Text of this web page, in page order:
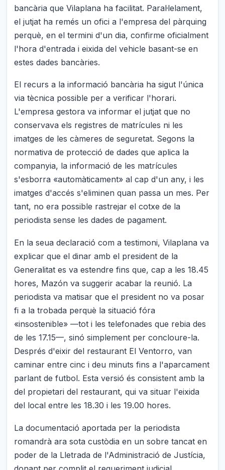
bancària que Vilaplana ha facilitat. Paral·lelament,
el jutjat ha remés un ofici a l'empresa del pàrquing
perquè, en el termini d'un dia, confirme oficialment
l'hora d'entrada i eixida del vehicle basant-se en
estes dades bancàries.
El recurs a la informació bancària ha sigut l'única
via tècnica possible per a verificar l'horari.
L'empresa gestora va informar el jutjat que no
conservava els registres de matrícules ni les
imatges de les càmeres de seguretat. Segons la
normativa de protecció de dades que aplica la
companyia, la informació de les matrícules
s'esborra «automàticament» al cap d'un any, i les
imatges d'accés s'eliminen quan passa un mes. Per
tant, no era possible rastrejar el cotxe de la
periodista sense les dades de pagament.
En la seua declaració com a testimoni, Vilaplana va
explicar que el dinar amb el president de la
Generalitat es va estendre fins que, cap a les 18.45
hores, Mazón va suggerir acabar la reunió. La
periodista va matisar que el president no va posar
fi a la trobada perquè la situació fóra
«insostenible» —tot i les telefonades que rebia des
de les 17.15—, sinó simplement per concloure-la.
Després d'eixir del restaurant El Ventorro, van
caminar entre cinc i deu minuts fins a l'aparcament
parlant de futbol. Esta versió és consistent amb la
del propietari del restaurant, qui va situar l'eixida
del local entre les 18.30 i les 19.00 hores.
La documentació aportada per la periodista
romandrà ara sota custòdia en un sobre tancat en
poder de la Lletrada de l'Administració de Justícia,